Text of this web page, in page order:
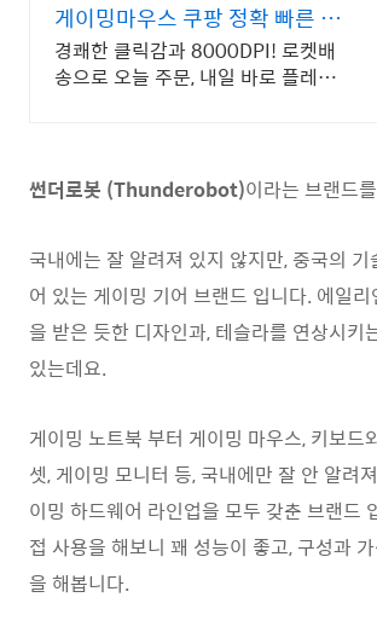
게이밍마우스 쿠팡 정확 빠른 반
응속도
경쾌한 클릭감과 8000DPI! 로켓배
송으로 오늘 주문, 내일 바로 플레이!
썬더로봇 (Thunderobot)이라는 브랜드
국내에는 잘 알려져 있지 않지만, 중국의 기
어 있는 게이밍 기어 브랜드 입니다. 에일
을 받은 듯한 디자인과, 테슬라를 연상시키
있는데요.
게이밍 노트북 부터 게이밍 마우스, 키보드
셋, 게이밍 모니터 등, 국내에만 잘 안 알려
이밍 하드웨어 라인업을 모두 갖춘 브랜드
접 사용을 해보니 꽤 성능이 좋고, 구성과
을 해봅니다.